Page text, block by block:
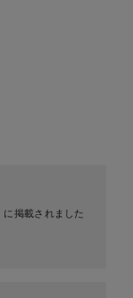
掲載されました